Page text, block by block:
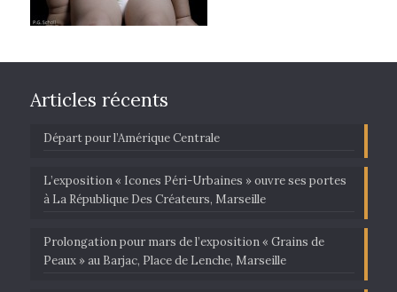
Articles récents
Départ pour l’Amérique Centrale
L’exposition « Icones Péri-Urbaines » ouvre ses portes
à La République Des Créateurs, Marseille
Prolongation pour mars de l’exposition « Grains de
Peaux » au Barjac, Place de Lenche, Marseille